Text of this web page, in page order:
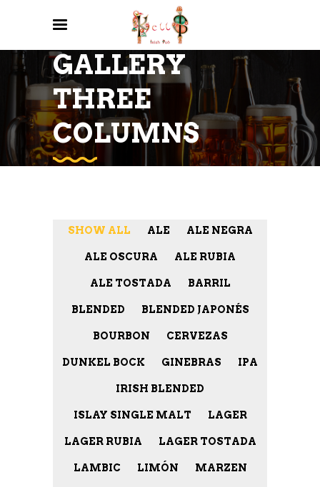
GALLERY
THREE
COLUMNS
SHOW ALL ALE ALE NEGRA
ALE OSCURA ALE RUBIA
ALE TOSTADA BARRIL
BLENDED BLENDED JAPONÉS
BOURBON CERVEZAS
DUNKEL BOCK GINEBRAS IPA
IRISH BLENDED
ISLAY SINGLE MALT LAGER
LAGER RUBIA LAGER TOSTADA
LAMBIC LIMÓN MARZEN